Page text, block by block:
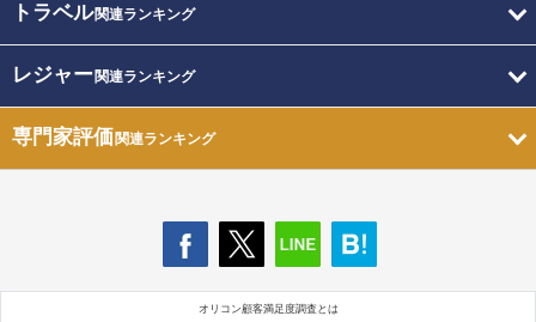
トラベル関連ランキング
レジャー関連ランキング
専門家評価関連ランキング
オリコン顧客満足度調査とは